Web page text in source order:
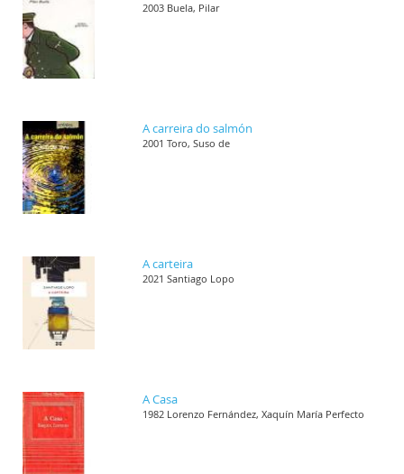
2003 Buela, Pilar
A carreira do salmón
2001 Toro, Suso de
A carteira
2021 Santiago Lopo
A Casa
1982 Lorenzo Fernández, Xaquín María Perfecto